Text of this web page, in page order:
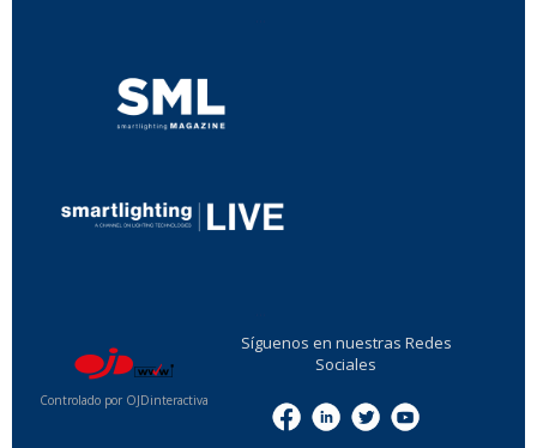
Controlado por OJDinteractiva
Síguenos en nuestras Redes
Sociales